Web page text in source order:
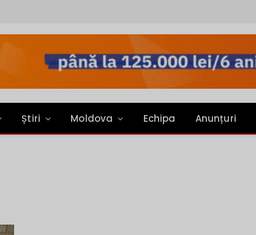
Știri Moldova Echipa Anunțuri